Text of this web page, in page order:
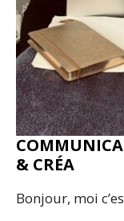
& CRÉA
Bonjour, moi